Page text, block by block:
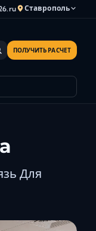
Ставрополь
Анапа
Геленджик
Евпатория
ПОЛУЧИТЬ РАСЧЕТ
Для